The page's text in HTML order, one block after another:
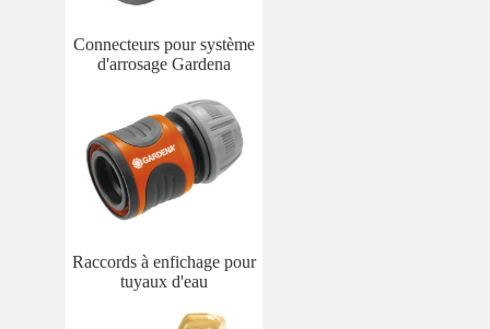
Connecteurs pour système
d'arrosage Gardena
Raccords à enfichage pour
tuyaux d'eau